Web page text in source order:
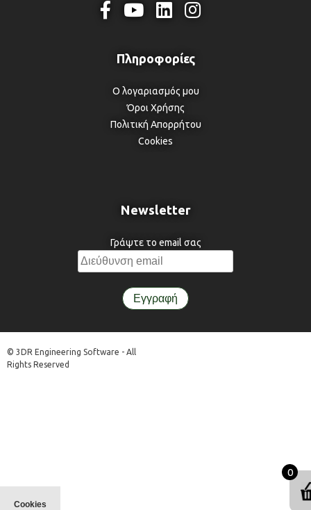
Ο λογαριασμός μου
Όροι Χρήσης
Πολιτική Απορρήτου
Cookies
Newsletter
Γράψτε το email σας
© 3DR Engineering Software - All
Rights Reserved
Cookies
0